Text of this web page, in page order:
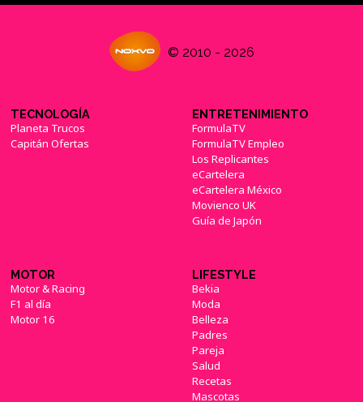
© 2010 - 2026
TECNOLOGÍA
Planeta Trucos
Capitán Ofertas
ENTRETENIMIENTO
FormulaTV
FormulaTV Empleo
Los Replicantes
eCartelera
eCartelera México
Movienco UK
Guía de Japón
MOTOR
Motor & Racing
F1 al día
Motor 16
LIFESTYLE
Bekia
Moda
Belleza
Padres
Pareja
Salud
Recetas
Mascotas